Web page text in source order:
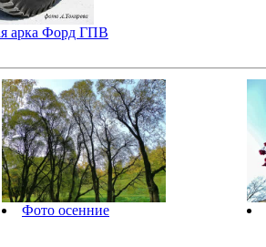
арка Форд ГПВ
Фото осенние